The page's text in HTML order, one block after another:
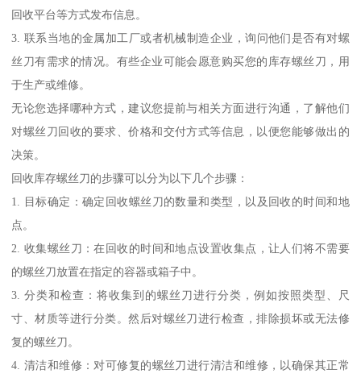
回收平台等方式发布信息。
3. 联系当地的金属加工厂或者机械制造企业，询问他们是否有对螺
丝刀有需求的情况。有些企业可能会愿意购买您的库存螺丝刀，用
于生产或维修。
无论您选择哪种方式，建议您提前与相关方面进行沟通，了解他们
对螺丝刀回收的要求、价格和交付方式等信息，以便您能够做出的
决策。
回收库存螺丝刀的步骤可以分为以下几个步骤：
1. 目标确定：确定回收螺丝刀的数量和类型，以及回收的时间和地
点。
2. 收集螺丝刀：在回收的时间和地点设置收集点，让人们将不需要
的螺丝刀放置在指定的容器或箱子中。
3. 分类和检查：将收集到的螺丝刀进行分类，例如按照类型、尺
寸、材质等进行分类。然后对螺丝刀进行检查，排除损坏或无法修
复的螺丝刀。
4. 清洁和维修：对可修复的螺丝刀进行清洁和维修，以确保其正常